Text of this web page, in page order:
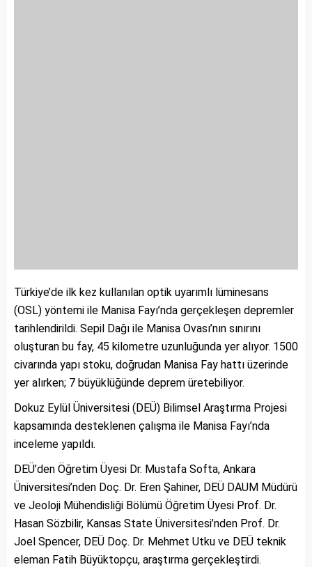
Türkiye’de ilk kez kullanılan optik uyarımlı lüminesans
(OSL) yöntemi ile Manisa Fayı’nda gerçekleşen depremler
tarihlendirildi. Sepil Dağı ile Manisa Ovası’nın sınırını
oluşturan bu fay, 45 kilometre uzunluğunda yer alıyor. 1500
civarında yapı stoku, doğrudan Manisa Fay hattı üzerinde
yer alırken; 7 büyüklüğünde deprem üretebiliyor.
Dokuz Eylül Üniversitesi (DEÜ) Bilimsel Araştırma Projesi
kapsamında desteklenen çalışma ile Manisa Fayı’nda
inceleme yapıldı.
DEÜ’den Öğretim Üyesi Dr. Mustafa Softa, Ankara
Üniversitesi’nden Doç. Dr. Eren Şahiner, DEÜ DAUM Müdürü
ve Jeoloji Mühendisliği Bölümü Öğretim Üyesi Prof. Dr.
Hasan Sözbilir, Kansas State Üniversitesi’nden Prof. Dr.
Joel Spencer, DEÜ Doç. Dr. Mehmet Utku ve DEÜ teknik
eleman Fatih Büyüktopçu, araştırma gerçekleştirdi.